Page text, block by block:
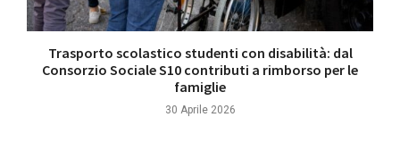
Trasporto scolastico studenti con disabilità: dal
Consorzio Sociale S10 contributi a rimborso per le
famiglie
30 Aprile 2026